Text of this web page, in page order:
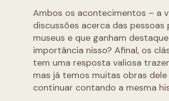
Ambos os acontecimentos – a
discussões acerca das
museus e que ganham
importância nisso? Afinal, os
tem uma resposta valiosa
mas já temos muitas obras
continuar contando a mesma